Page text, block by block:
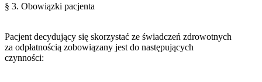
§ 3. Obowiązki pacjenta
Pacjent decydujący się skorzystać ze świadczeń zdrowotnych
za odpłatnością zobowiązany jest do następujących